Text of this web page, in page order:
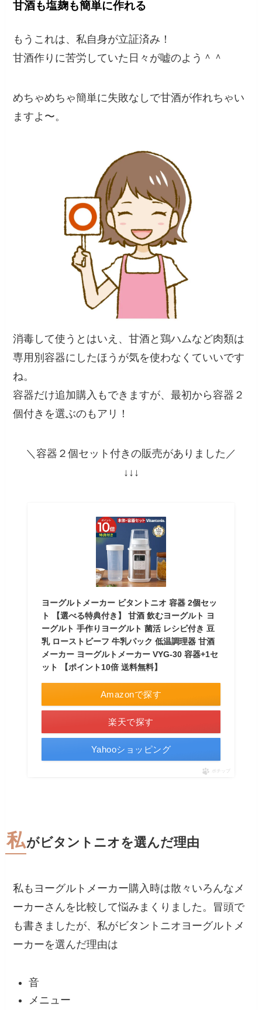
甘酒も塩麹も簡単に作れる
もうこれは、私自身が立証済み！
甘酒作りに苦労していた日々が嘘のよう＾＾
めちゃめちゃ簡単に失敗なしで甘酒が作れちゃい
ますよ〜。
消毒して使うとはいえ、甘酒と鶏ハムなど肉類は
専用別容器にしたほうが気を使わなくていいです
ね。
容器だけ追加購入もできますが、最初から容器２
個付きを選ぶのもアリ！
＼容器２個セット付きの販売がありました／
↓↓↓
ヨーグルトメーカー ビタントニオ 容器 2個セッ
ト 【選べる特典付き】 甘酒 飲むヨーグルト ヨ
ーグルト 手作りヨーグルト 菌活 レシピ付き 豆
乳 ローストビーフ 牛乳パック 低温調理器 甘酒
メーカー ヨーグルトメーカー VYG-30 容器+1セ
ット 【ポイント10倍 送料無料】
Amazonで探す
楽天で探す
Yahooショッピング
ポチップ
私がビタントニオを選んだ理由
私もヨーグルトメーカー購入時は散々いろんなメ
ーカーさんを比較して悩みまくりました。冒頭で
も書きましたが、私がビタントニオヨーグルトメ
ーカーを選んだ理由は
音
メニュー